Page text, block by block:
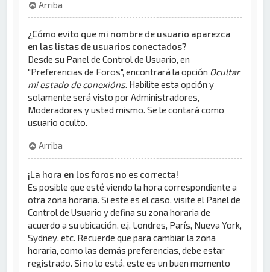
Arriba
¿Cómo evito que mi nombre de usuario aparezca
en las listas de usuarios conectados?
Desde su Panel de Control de Usuario, en
"Preferencias de Foros", encontrará la opción Ocultar
mi estado de conexións. Habilite esta opción y
solamente será visto por Administradores,
Moderadores y usted mismo. Se le contará como
usuario oculto.
Arriba
¡La hora en los foros no es correcta!
Es posible que esté viendo la hora correspondiente a
otra zona horaria. Si este es el caso, visite el Panel de
Control de Usuario y defina su zona horaria de
acuerdo a su ubicación, e.j. Londres, París, Nueva York,
Sydney, etc. Recuerde que para cambiar la zona
horaria, como las demás preferencias, debe estar
registrado. Si no lo está, este es un buen momento